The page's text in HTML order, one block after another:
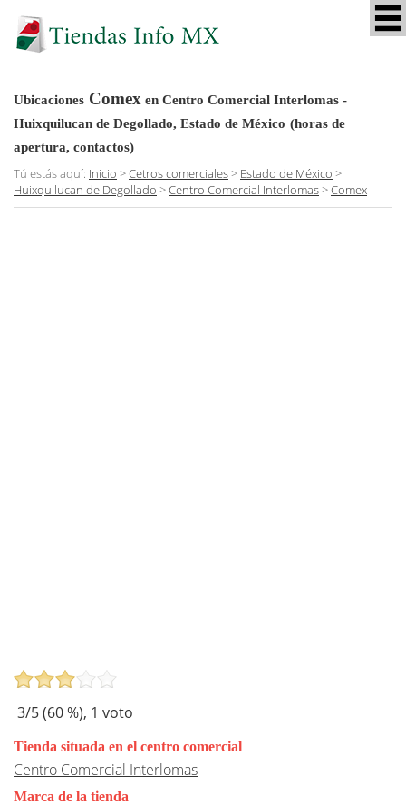
Ubicaciones Comex en Centro Comercial Interlomas -
Huixquilucan de Degollado, Estado de México (horas de
apertura, contactos)
Tú estás aquí: Inicio >Cetros comerciales> Estado de México >
Huixquilucan de Degollado >Centro Comercial Interlomas>Comex
3/5 (60%), 1 voto
Tienda situada en el centro comercial
Centro Comercial Interlomas
Marca de la tienda